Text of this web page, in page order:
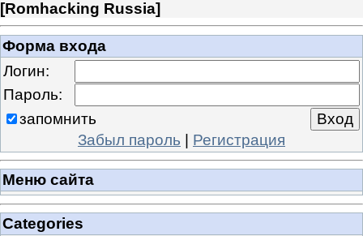
[Romhacking Russia]
Форма входа
Логин:
Пароль:
запомнить
Забыл пароль | Регистрация
Меню сайта
Categories